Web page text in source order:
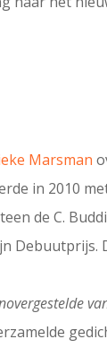
Marsman
in 2010
de C.
Debuutprijs.